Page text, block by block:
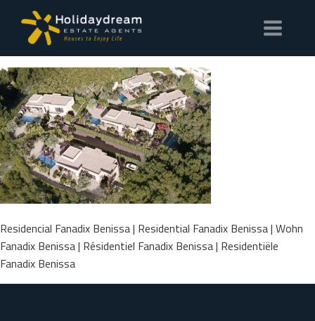
Residencial Fanadix Benissa | Residential Fanadix Benissa | Wohn
Fanadix Benissa | Résidentiel Fanadix Benissa | Residentiële
Fanadix Benissa